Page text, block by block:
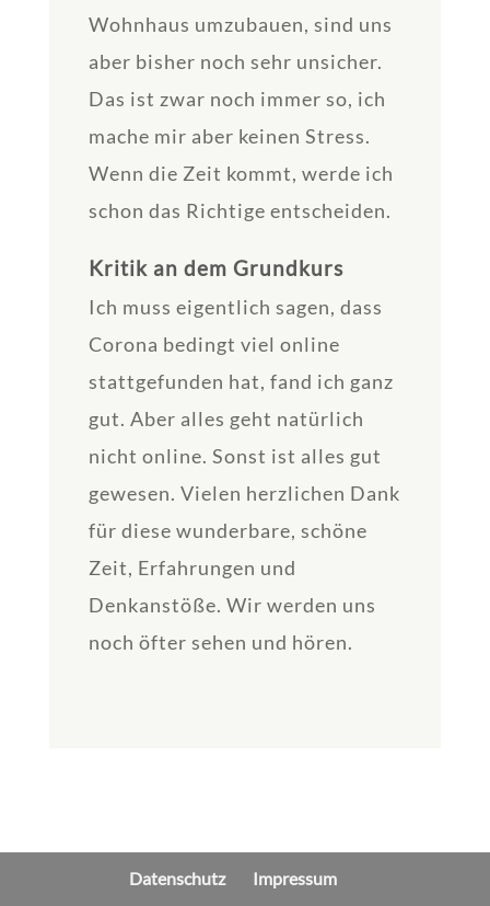
Wohnhaus umzubauen, sind uns
aber bisher noch sehr unsicher.
Das ist zwar noch immer so, ich
mache mir aber keinen Stress.
Wenn die Zeit kommt, werde ich
schon das Richtige entscheiden.
Kritik an dem Grundkurs
Ich muss eigentlich sagen, dass
Corona bedingt viel online
stattgefunden hat, fand ich ganz
gut. Aber alles geht natürlich
nicht online. Sonst ist alles gut
gewesen. Vielen herzlichen Dank
für diese wunderbare, schöne
Zeit, Erfahrungen und
Denkanstöße. Wir werden uns
noch öfter sehen und hören.
Datenschutz Impressum